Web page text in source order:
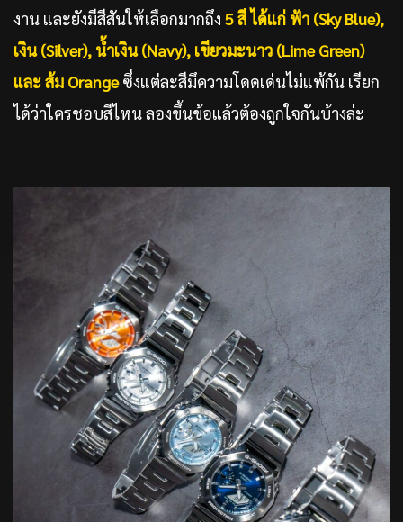
งาน และยังมีสีสันให้เลือกมากถึง 5 สี ได้แก่ ฟ้า (Sky Blue),
เงิน (Silver), น้ำเงิน (Navy), เขียวมะนาว (Lime Green)
และ ส้ม Orangeซึ่งแต่ละสีมึความโดดเด่นไม่แพ้กัน เรียก
ได้ว่าใครชอบสีไหน ลองขึ้นข้อแล้วต้องถูกใจกันบ้างล่ะ